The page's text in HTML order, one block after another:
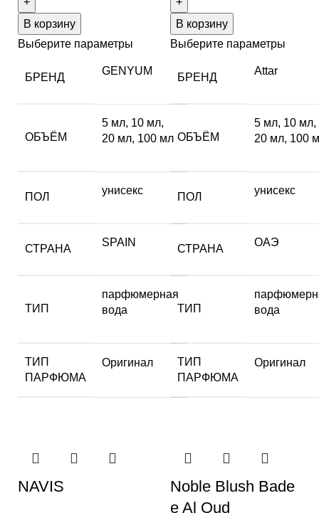
В корзину
Выберите параметры
БРЕНД
GENYUM
ОБЪЁМ
5 мл, 10 мл,
20 мл, 100 мл
ПОЛ
унисекс
СТРАНА
SPAIN
ТИП
парфюмерная
вода
ТИП
ПАРФЮМА
Оригинал
В корзину
Выберите параметры
БРЕНД
Attar
ОБЪЁМ
5 мл, 10 мл,
20 мл, 100
ПОЛ
унисекс
СТРАНА
ОАЭ
ТИП
вода
ТИП
ПАРФЮМА
Оригинал
NAVIS
Noble Blush Bade
e Al Oud